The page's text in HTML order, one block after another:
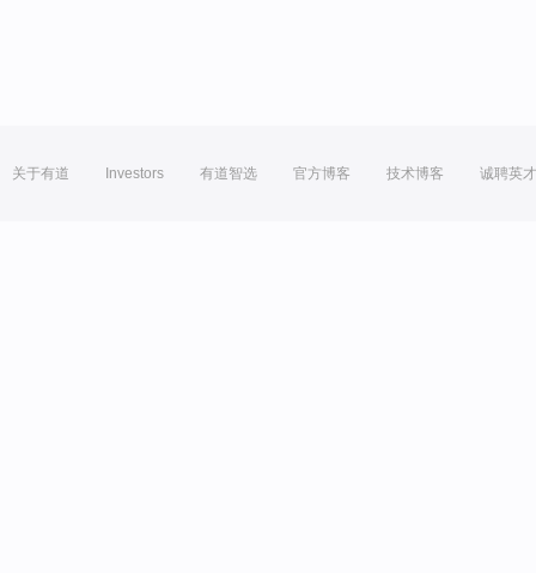
关于有道 Investors 有道智选 官方博客 技术博客 诚聘英才